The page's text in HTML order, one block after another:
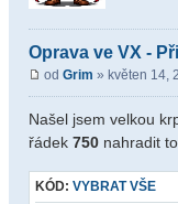
Oprava ve VX -
od Grim » květen 14,
Našel jsem velkou
řádek 750 nahradit
KÓD: VYBRAT VŠE